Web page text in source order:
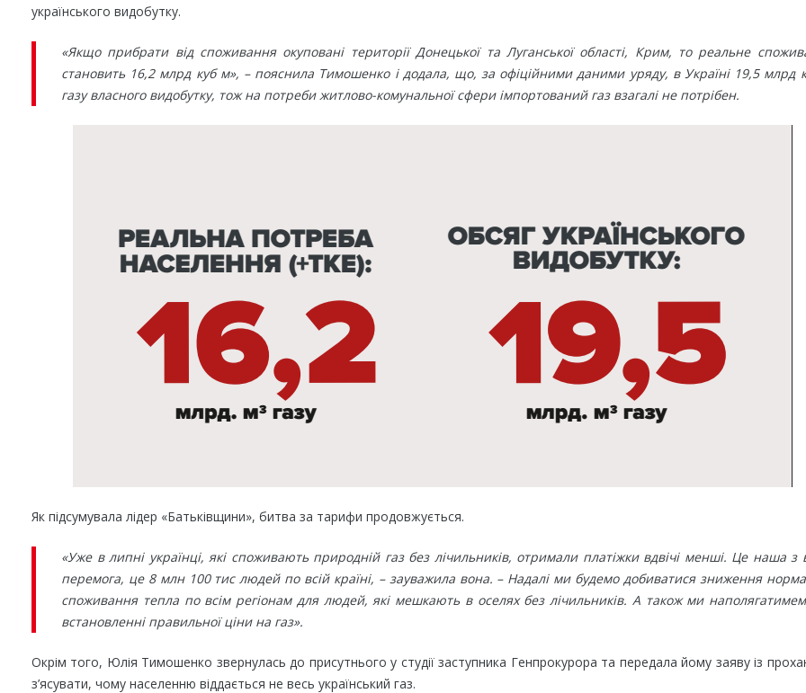
українського видобутку.
«Якщо прибрати від споживання окуповані території Донецької та Луганської області, Крим, то реальне
становить 16,2 млрд куб м», – пояснила Тимошенко і додала, що, за офіційними даними уряду, в Україні 19,5 млрд
газу власного видобутку, тож на потреби житлово-комунальної сфери імпортований газ взагалі не потрібен.
Як підсумувала лідер «Батьківщини», битва за тарифи продовжується.
«Уже в липні українці, які споживають природній газ без лічильників, отримали платіжки вдвічі менші. Це наша з
перемога, це 8 млн 100 тис людей по всій країні, – зауважила вона. – Надалі ми будемо добиватися зниження
споживання тепла по всім регіонам для людей, які мешкають в оселях без лічильників. А також ми
встановленні правильної ціни на газ».
Окрім того, Юлія Тимошенко звернулась до присутнього у студії заступника Генпрокурора та передала йому заяву із
з’ясувати, чому населенню віддається не весь український газ.